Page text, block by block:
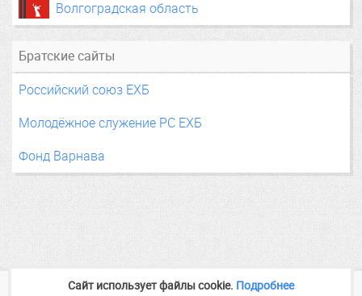
Волгоградская область
Братские сайты
Российский союз ЕХБ
Молодёжное служение РС ЕХБ
Фонд Варнава
2014—2026 Медиа служениеbaptist-volga.ru
Сайт использует файлы cookie. Подробнее